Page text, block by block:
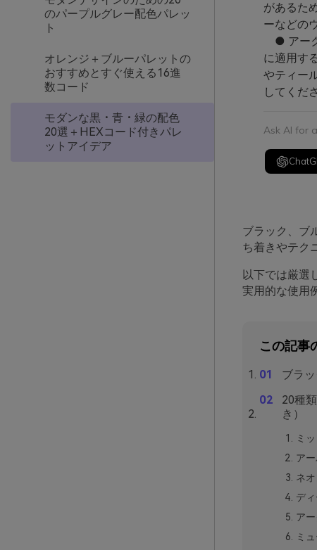
のパープルグレー配色パレッ
ト
オレンジ＋ブルーパレットの
おすすめとすぐ使える16進
数コード
モダンな黒・青・緑の配色
20選＋HEXコード付きパレ
ットアイデア
があるた
ーなどの
● アー
に適用す
やティー
してくだ
Ask AI for
ブラック、ブ
ち着きやテク
以下では厳選
実用的な使用
この記事
ブラ
20種
き）
ミ
ア
ネ
デ
ア
ミ